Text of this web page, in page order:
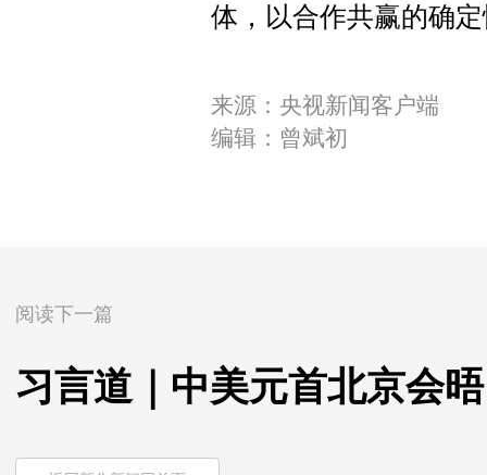
体，以合作共赢的确
来源：央视新闻客户端
编辑：曾斌初
阅读下一篇
习言道｜中美元首北京会